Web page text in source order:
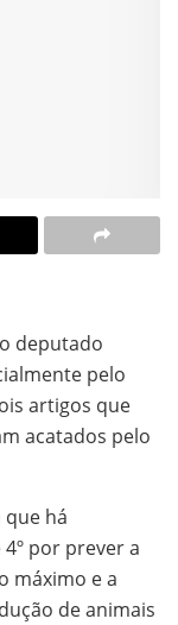
deputado
pelo
artigos que
acatados pelo
há
por prever a
máximo e a
de animais